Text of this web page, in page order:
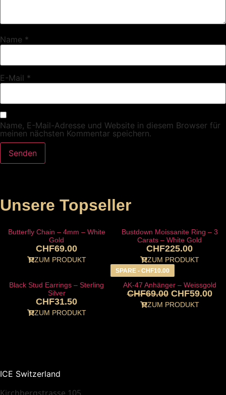
Name *
E-Mail *
Name, E-Mail-Adresse und Website in diesem Browser für
meinen nächsten Kommentar speichern.
Unsere Topseller
Butterfly Chain – 4mm – White
Gold
CHF69.00
ZUM PRODUKT
Bustdown Moissanite Ring – 3
Carats – White Gold
CHF225.00
ZUM PRODUKT
Black Stud Earrings – Sterling
Silver
CHF31.50
ZUM PRODUKT
SPARE - CHF10.00
AK-47 Anhänger – Weissgold
CHF69.00 CHF59.00
ZUM PRODUKT
ICE Switzerland